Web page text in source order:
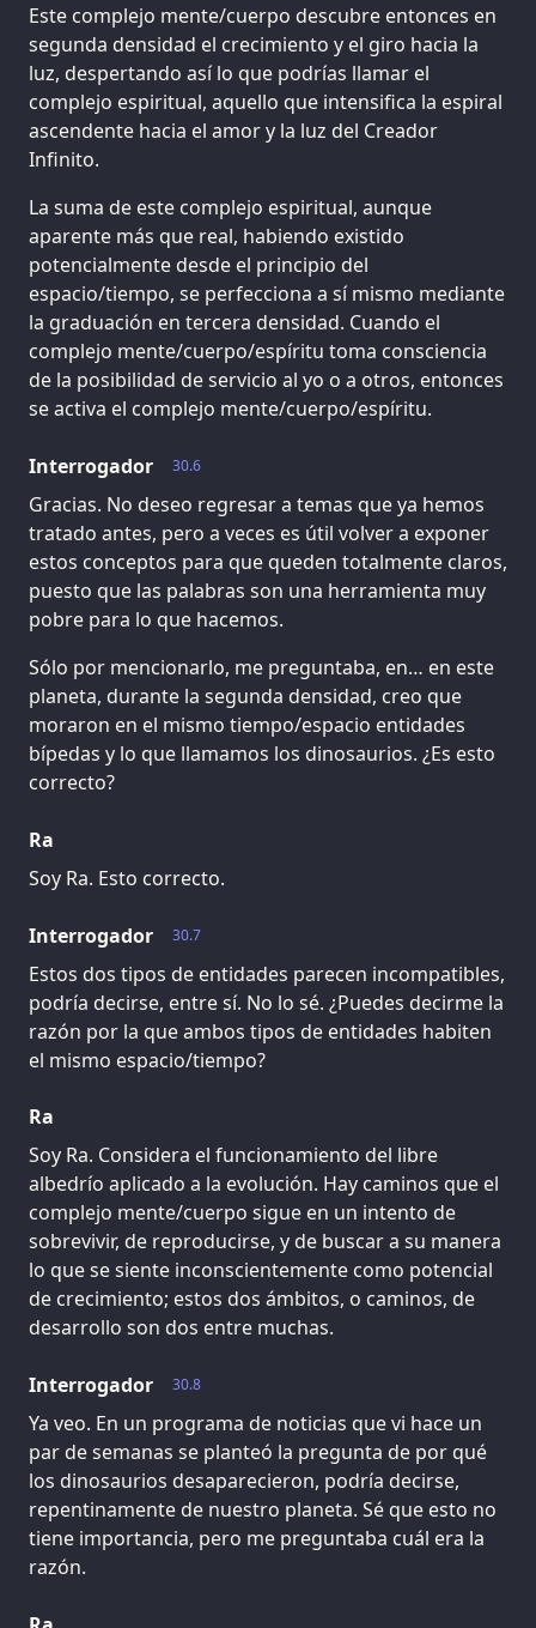
Este complejo mente/cuerpo descubre entonces en
segunda densidad el crecimiento y el giro hacia la
luz, despertando así lo que podrías llamar el
complejo espiritual, aquello que intensifica la espiral
ascendente hacia el amor y la luz del Creador
Infinito.
La suma de este complejo espiritual, aunque
aparente más que real, habiendo existido
potencialmente desde el principio del
espacio/tiempo, se perfecciona a sí mismo mediante
la graduación en tercera densidad. Cuando el
complejo mente/cuerpo/espíritu toma consciencia
de la posibilidad de servicio al yo o a otros, entonces
se activa el complejo mente/cuerpo/espíritu.
30.6
Interrogador
Gracias. No deseo regresar a temas que ya hemos
tratado antes, pero a veces es útil volver a exponer
estos conceptos para que queden totalmente claros,
puesto que las palabras son una herramienta muy
pobre para lo que hacemos.
Sólo por mencionarlo, me preguntaba, en… en este
planeta, durante la segunda densidad, creo que
moraron en el mismo tiempo/espacio entidades
bípedas y lo que llamamos los dinosaurios. ¿Es esto
correcto?
Ra
Soy Ra. Esto correcto.
30.7
Interrogador
Estos dos tipos de entidades parecen incompatibles,
podría decirse, entre sí. No lo sé. ¿Puedes decirme la
razón por la que ambos tipos de entidades habiten
el mismo espacio/tiempo?
Ra
Soy Ra. Considera el funcionamiento del libre
albedrío aplicado a la evolución. Hay caminos que el
complejo mente/cuerpo sigue en un intento de
sobrevivir, de reproducirse, y de buscar a su manera
lo que se siente inconscientemente como potencial
de crecimiento; estos dos ámbitos, o caminos, de
desarrollo son dos entre muchas.
30.8
Interrogador
Ya veo. En un programa de noticias que vi hace un
par de semanas se planteó la pregunta de por qué
los dinosaurios desaparecieron, podría decirse,
repentinamente de nuestro planeta. Sé que esto no
tiene importancia, pero me preguntaba cuál era la
razón.